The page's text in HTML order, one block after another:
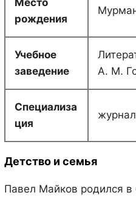
рождения
Учебное
заведение
А. М.
Специализа
ция
Детство и семья
Павел Майков родился в